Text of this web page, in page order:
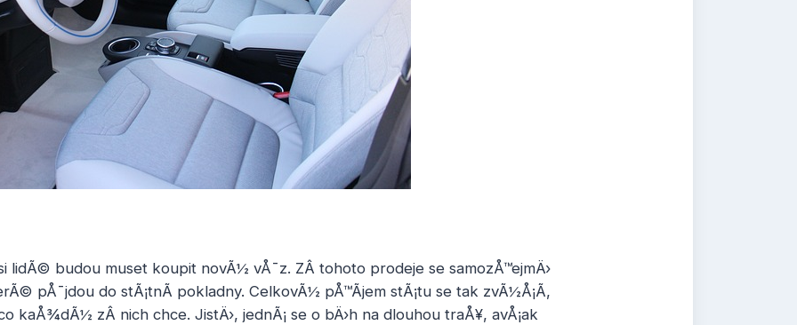
lidÃ© budou muset koupit novÃ½ vÅ¯z. ZÂ tohoto prodeje se samozÅ™ejmÄ›
pÅ¯jdou do stÃ¡tnÃ­ pokladny. CelkovÃ½ pÅ™Ã­jem stÃ¡tu se tak zvÃ½Å¡Ã­,
kaÅ¾dÃ½ zÂ nich chce. JistÄ›, jednÃ¡ se o bÄ›h na dlouhou traÅ¥, avÅ¡ak